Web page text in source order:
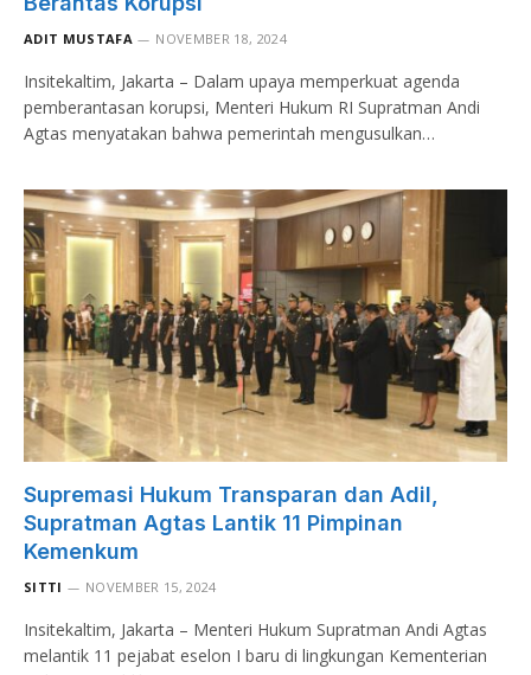
ADIT MUSTAFA NOVEMBER 18, 2024
Insitekaltim, Jakarta – Dalam upaya memperkuat agenda
pemberantasan korupsi, Menteri Hukum RI Supratman Andi
Agtas menyatakan bahwa pemerintah mengusulkan…
Supremasi Hukum Transparan dan Adil,
Supratman Agtas Lantik 11 Pimpinan
Kemenkum
SITTI NOVEMBER 15, 2024
Insitekaltim, Jakarta – Menteri Hukum Supratman Andi Agtas
melantik 11 pejabat eselon I baru di lingkungan Kementerian